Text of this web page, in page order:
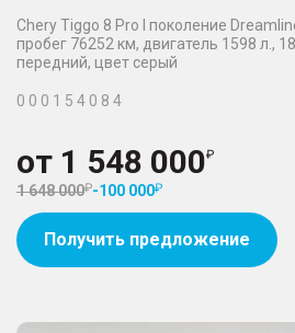
Chery Tiggo 8 Pro I поколение
пробег 76252 км, двигатель 1598 л.,
передний, цвет серый
0 0 0 1 5 4 0 8 4
от 1 548 000
1 648 000 -100 000
Получить предложение